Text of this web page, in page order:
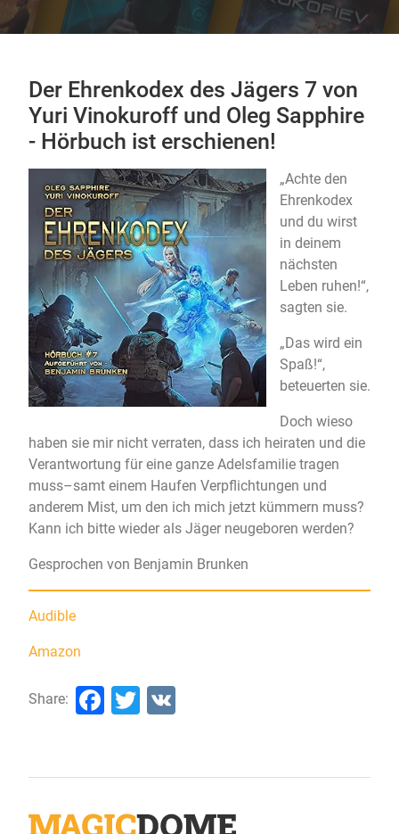
Der Ehrenkodex des Jägers 7 von
Yuri Vinokuroff und Oleg Sapphire
- Hörbuch ist erschienen!
„Achte den
Ehrenkodex
und du wirst
in deinem
nächsten
Leben ruhen!“,
sagten sie.
„Das wird ein
Spaß!“,
beteuerten sie.
Doch wieso
haben sie mir nicht verraten, dass ich heiraten und die
Verantwortung für eine ganze Adelsfamilie tragen
muss–samt einem Haufen Verpflichtungen und
anderem Mist, um den ich mich jetzt kümmern muss?
Kann ich bitte wieder als Jäger neugeboren werden?
Gesprochen von Benjamin Brunken
Audible
Amazon
Share: Facebook
Twitter